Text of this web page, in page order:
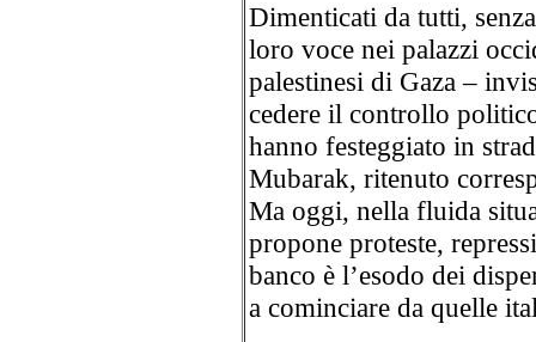
Dimenticati da tutti,
loro voce nei palazzi
palestinesi di Gaza –
cedere il controllo
hanno festeggiato in
Mubarak, ritenuto
Ma oggi, nella fluida
propone proteste,
banco è l’esodo dei
a cominciare da quelle